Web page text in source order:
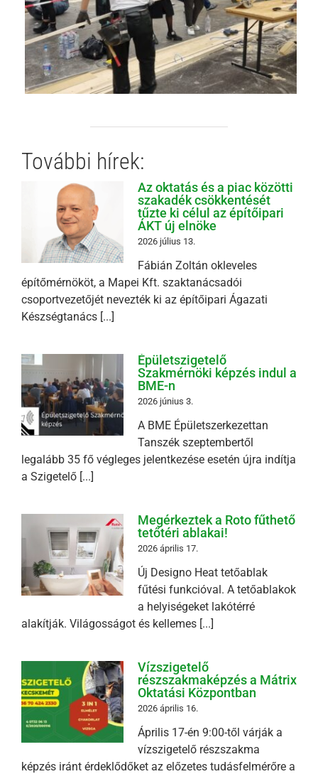
További hírek:
Az oktatás és a piac közötti
szakadék csökkentését
tűzte ki célul az építőipari
ÁKT új elnöke
2026 július 13.
Fábián Zoltán okleveles
építőmérnököt, a Mapei Kft. szaktanácsadói
csoportvezetőjét nevezték ki az építőipari Ágazati
Készségtanács [...]
Épületszigetelő
Szakmérnöki képzés indul a
BME-n
2026 június 3.
A BME Épületszerkezettan
Tanszék szeptembertől
legalább 35 fő végleges jelentkezése esetén újra indítja
a Szigetelő [...]
Megérkeztek a Roto fűthető
tetőtéri ablakai!
2026 április 17.
Új Designo Heat tetőablak
fűtési funkcióval. A tetőablakok
a helyiségeket lakótérré
alakítják. Világosságot és kellemes [...]
Vízszigetelő
részszakmaképzés a Mátrix
Oktatási Központban
2026 április 16.
Április 17-én 9:00-től várják a
vízszigetelő részszakma
képzés iránt érdeklődőket az előzetes tudásfelmérőre a